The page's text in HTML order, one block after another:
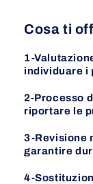
Cosa ti
1-
individuare i
2-Processo
riportare le
3-Revisione
garantire
4-